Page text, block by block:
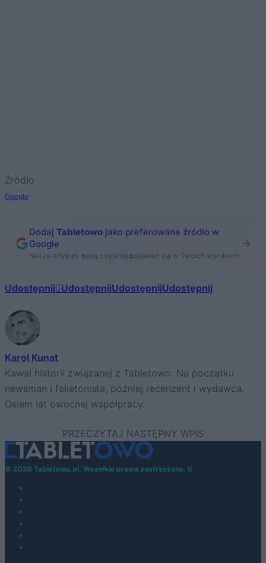
Źródło
Google
Dodaj Tabletowo jako preferowane źródło w
Google
Nasze artykuły będą częściej pojawiać się w Twoich wynikach
Udostępnij UdostępnijUdostępnijUdostępnij
Karol Kunat
Kawał historii związanej z Tabletowo. Na początku
newsman i felietonista, później recenzent i wydawca.
Osiem lat owocnej współpracy.
© 2026 Tabletowo.pl. Wszelkie prawa zastrzeżone. K